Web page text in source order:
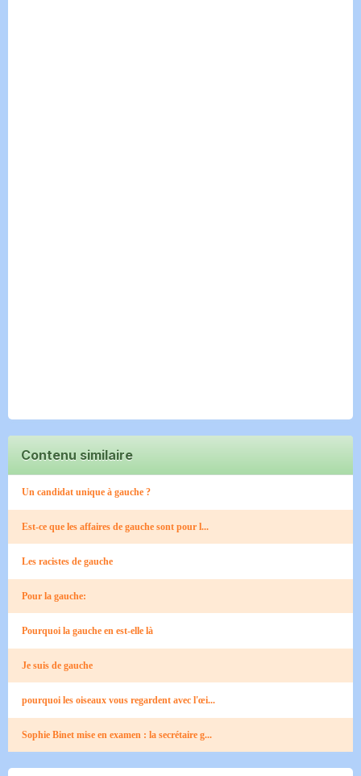
Contenu similaire
Un candidat unique à gauche ?
Est-ce que les affaires de gauche sont pour l...
Les racistes de gauche
Pour la gauche:
Pourquoi la gauche en est-elle là
Je suis de gauche
pourquoi les oiseaux vous regardent avec l'œi...
Sophie Binet mise en examen : la secrétaire g...